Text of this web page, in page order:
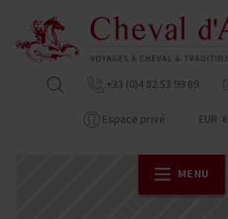
+33 (0)4 82 53 99 89
Espace privé EUR €
MENU